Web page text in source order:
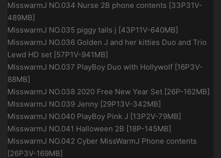
MisswarmJ NO.034 Nurse 2B phone contents [33P31V-
489MB]
MisswarmJ NO.035 piggy tails j [43P11V-640MB]
MisswarmJ NO.036 Golden J and her kitties Duo and Trio
Lewd HD set [57P1V-941MB]
MisswarmJ NO.037 PlayBoy Duo with Hollywolf [16P3V-
88MB]
MisswarmJ NO.038 2020 Free New Year Set [26P-162MB]
MisswarmJ NO.039 Jenny [29P13V-342MB]
MisswarmJ NO.040 PlayBoy Pink J [13P2V-79MB]
MisswarmJ NO.041 Halloween 2B [18P-145MB]
MisswarmJ NO.042 Cyber MissWarmJ Phone contents
[26P3V-169MB]